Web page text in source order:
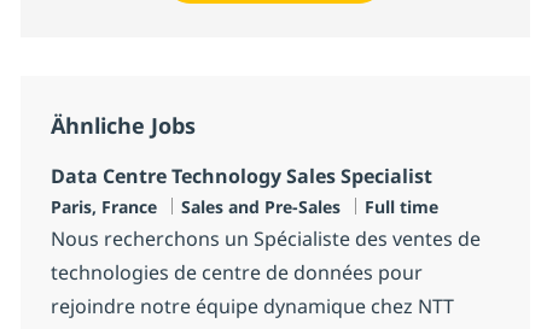
Ähnliche Jobs
Data Centre Technology Sales Specialist
Standort
Paris, France Kategorie
Sales and Pre-Sales Jobtyp
Full time
Nous recherchons un Spécialiste des ventes de
technologies de centre de données pour
rejoindre notre équipe dynamique chez NTT